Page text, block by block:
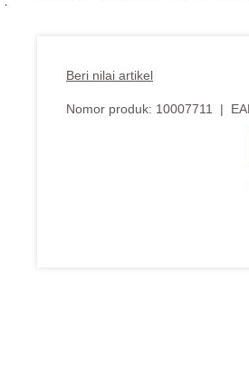
Beri nilai artikel
Nomor produk: 10007711 |